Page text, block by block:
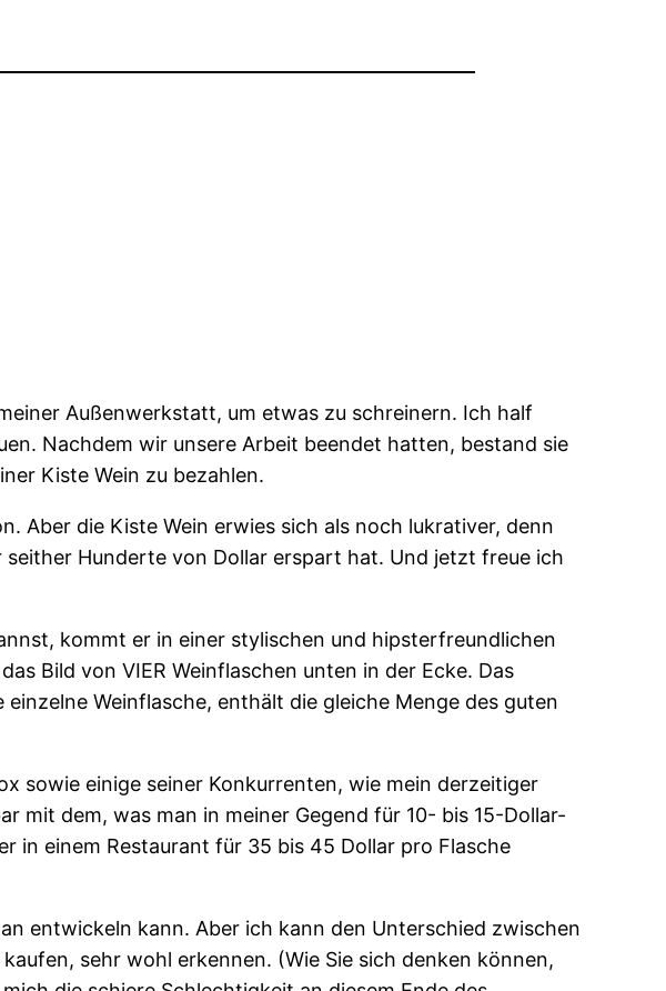
Außenwerkstatt, um etwas zu schreinern. Ich half
Nachdem wir unsere Arbeit beendet hatten, bestand sie
Kiste Wein zu bezahlen.
Aber die Kiste Wein erwies sich als noch lukrativer, denn
Hunderte von Dollar erspart hat. Und jetzt freue ich
kommt er in einer stylischen und hipsterfreundlichen
Bild von VIER Weinflaschen unten in der Ecke. Das
Weinflasche, enthält die gleiche Menge des guten
sowie einige seiner Konkurrenten, wie mein derzeitiger
mit dem, was man in meiner Gegend für 10- bis 15-Dollar-
in einem Restaurant für 35 bis 45 Dollar pro Flasche
entwickeln kann. Aber ich kann den Unterschied zwischen
sehr wohl erkennen. (Wie Sie sich denken können,